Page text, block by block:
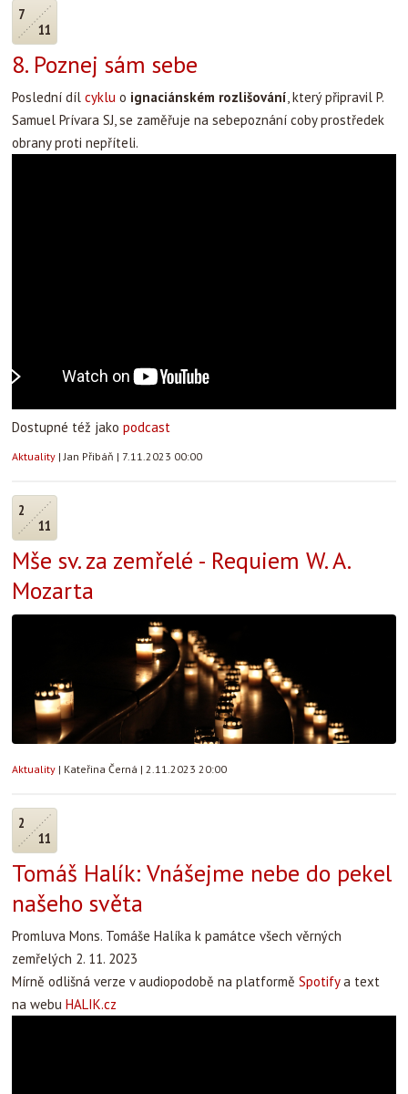
7
11
8. Poznej sám sebe
Poslední díl cyklu o ignaciánském rozlišování, který připravil P.
Samuel Prívara SJ, se zaměřuje na sebepoznání coby prostředek
obrany proti nepříteli.
Dostupné též jako podcast
Aktuality |Jan Přibáň | 7.11.2023 00:00
2
11
Mše sv. za zemřelé - Requiem W. A.
Mozarta
Aktuality | Kateřina Černá | 2.11.2023 20:00
2
11
Tomáš Halík: Vnášejme nebe do pekel
našeho světa
Promluva Mons. Tomáše Halíka k památce všech věrných
zemřelých 2. 11. 2023
Mírně odlišná verze v audiopodobě na platformě Spotifya text
na webu HALIK.cz